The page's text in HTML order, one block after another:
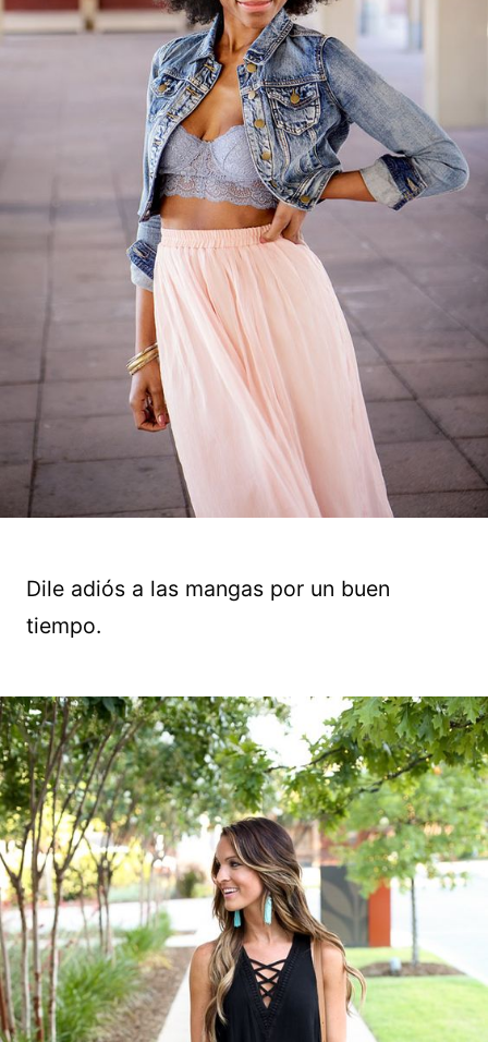
Dile adiós a las mangas por un buen
tiempo.